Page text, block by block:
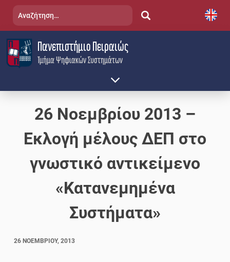
content
Τμήμα Ψηφιακών Συστημάτων
Πανεπιστήμιο Πειραιώς
Αναζήτηση
26 Νοεμβρίου 2013 –
Εκλογή μέλους ΔΕΠ στο
γνωστικό αντικείμενο
«Κατανεμημένα
Συστήματα»
26 ΝΟΕΜΒΡΊΟΥ, 2013